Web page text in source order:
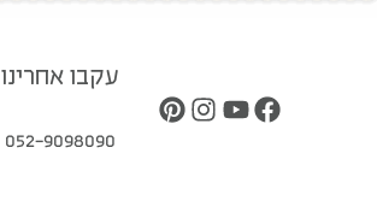
עקבו אחרינו
052-9098090